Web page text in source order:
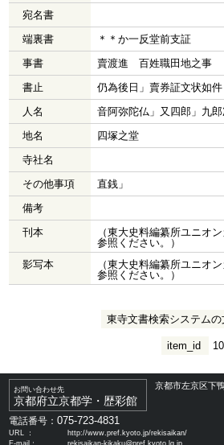
宛名書
端裏書
＊＊か一反堂前支証
事書
賣渡進 百姓職田地之事
書止
仍為後日」賣券証文状如件
人名
音阿弥陀仏」又四郎」九
地名
四塚之堂
寺社名
その他事項
直銭」
備考
刊本
（東大史料編纂所ユニオ
参照ください。）
影写本
（東大史料編纂所ユニオ
参照ください。）
東寺文書検索システム
item_id
お問い合わせ先
京都府立京都学・歴彩館
京都市左京区下
電話番号：075-723-4831
URL ：
http://www.pref.kyoto.jp/rekisaikan/
E-mail：
rekisaikan-kikaku@pref.kyoto.lg.jp